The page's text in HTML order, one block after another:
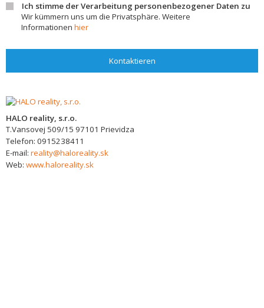
Ich stimme der Verarbeitung personenbezogener Daten zu
Wir kümmern uns um die Privatsphäre. Weitere
Informationen hier
Kontaktieren
HALO reality, s.r.o.
T.Vansovej 509/15 97101 Prievidza
Telefon: 0915238411
E-mail: reality@haloreality.sk
Web: www.haloreality.sk